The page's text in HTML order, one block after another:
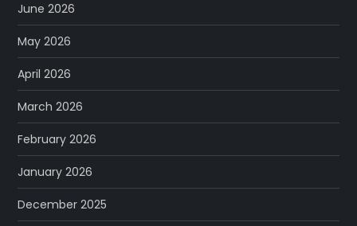
June 2026
May 2026
April 2026
March 2026
February 2026
January 2026
December 2025